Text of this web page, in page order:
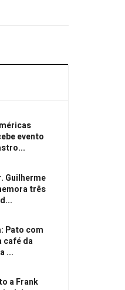
evento
Guilherme
três
Pato com
café da
...
a Frank